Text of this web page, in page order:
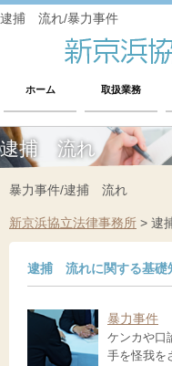
逮捕 流れ/暴力事件
ホーム 取扱業務
逮捕 流れ
暴力事件/逮捕 流れ
新京浜協立法律事務所 > 逮
逮捕 流れに関する基礎
暴力事件
ケンカや口
手を怪我を